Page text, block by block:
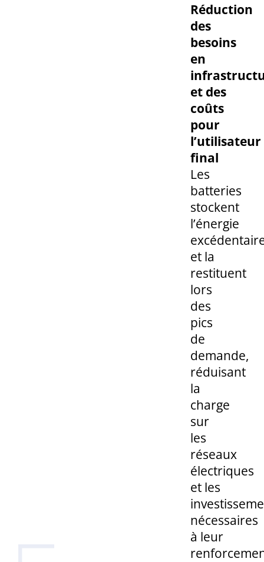
Réduction
des
besoins
en
et des
coûts
pour
l’utilisateur
final
Les
batteries
stockent
l’énergie
et la
restituent
lors
des
pics
de
demande,
réduisant
la
charge
sur
les
réseaux
électriques
et les
nécessaires
à leur